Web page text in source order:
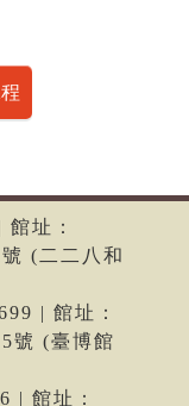
址：
(二二八和
| 館址：
號 (臺博館
| 館址：